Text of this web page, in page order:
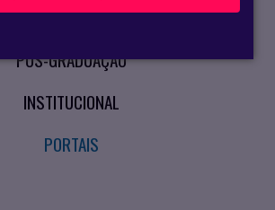
CURSOS PRESENCIAIS
PÓS-GRADUAÇÃO
INSTITUCIONAL
PORTAIS